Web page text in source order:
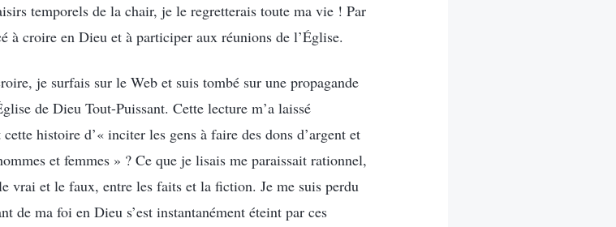
temporels de la chair, je le regretterais toute ma vie ! Par
à croire en Dieu et à participer aux réunions de l’Église.
je surfais sur le Web et suis tombé sur une propagande
de Dieu Tout-Puissant. Cette lecture m’a laissé
histoire d’« inciter les gens à faire des dons d’argent et
et femmes » ? Ce que je lisais me paraissait rationnel,
vrai et le faux, entre les faits et la fiction. Je me suis perdu
de ma foi en Dieu s’est instantanément éteint par ces